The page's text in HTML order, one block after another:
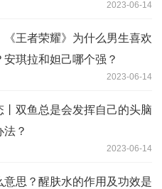
2023-06-14
《王者荣耀》为什么男生喜欢
安琪拉和妲己哪个强？
2023-06-14
丨双鱼总是会发挥自己的头脑
？
2023-06-14
意思？醒肤水的作用及功效是